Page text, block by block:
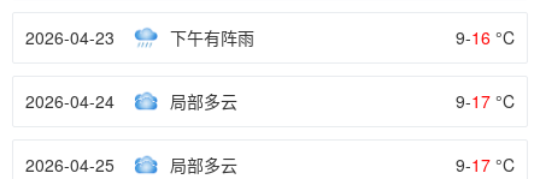
2026-04-23 下午有阵雨 9-16 °C
2026-04-24 局部多云 9-17 °C
2026-04-25 局部多云 9-17 °C